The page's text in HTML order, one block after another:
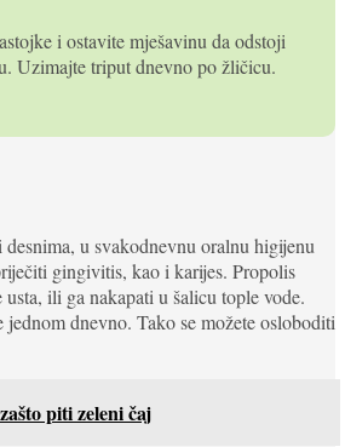
i ostavite mješavinu da odstoji
Uzimajte triput dnevno po žličicu.
u svakodnevnu oralnu higijenu
gingivitis, kao i karijes. Propolis
ili ga nakapati u šalicu tople vode.
dnevno. Tako se možete osloboditi
piti zeleni čaj